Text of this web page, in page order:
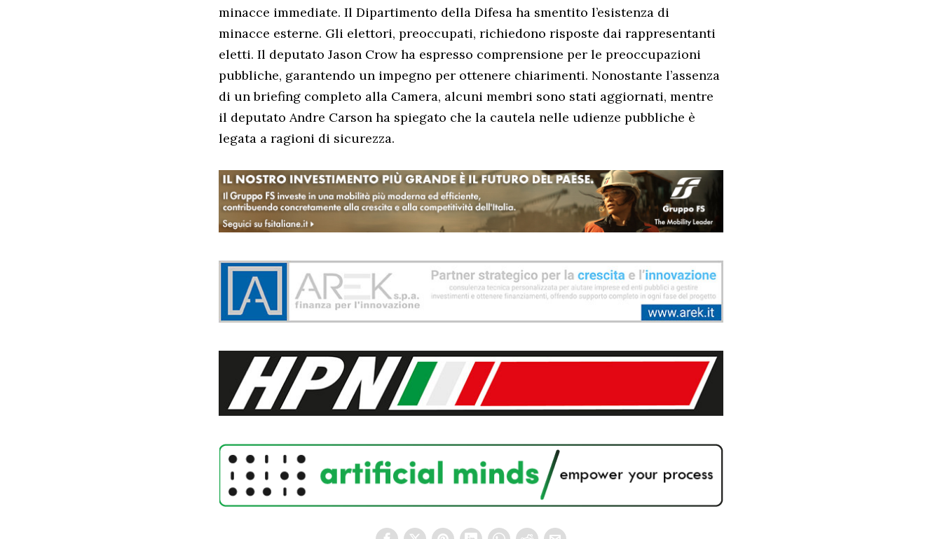
minacce immediate. Il Dipartimento della Difesa ha smentito l’esistenza di
minacce esterne. Gli elettori, preoccupati, richiedono risposte dai rappresentanti
eletti. Il deputato Jason Crow ha espresso comprensione per le preoccupazioni
pubbliche, garantendo un impegno per ottenere chiarimenti. Nonostante l’assenza
di un briefing completo alla Camera, alcuni membri sono stati aggiornati, mentre
il deputato Andre Carson ha spiegato che la cautela nelle udienze pubbliche è
legata a ragioni di sicurezza.